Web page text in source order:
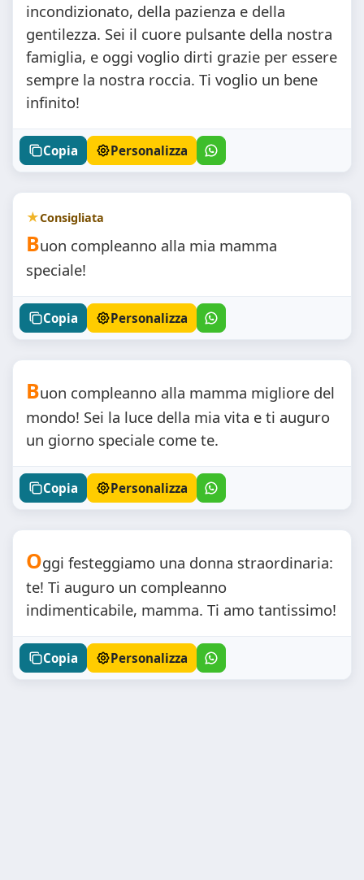
incondizionato, della pazienza e della
gentilezza. Sei il cuore pulsante della nostra
famiglia, e oggi voglio dirti grazie per essere
sempre la nostra roccia. Ti voglio un bene
infinito!
Copia Personalizza
Consigliata
Buon compleanno alla mia mamma
speciale!
Copia Personalizza
Buon compleanno alla mamma migliore del
mondo! Sei la luce della mia vita e ti auguro
un giorno speciale come te.
Copia Personalizza
Oggi festeggiamo una donna straordinaria:
te! Ti auguro un compleanno
indimenticabile, mamma. Ti amo tantissimo!
Copia Personalizza